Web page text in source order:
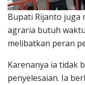
Bupati Rijanto juga
agraria butuh
melibatkan peran
Karenanya ia tidak
penyelesaian. Ia